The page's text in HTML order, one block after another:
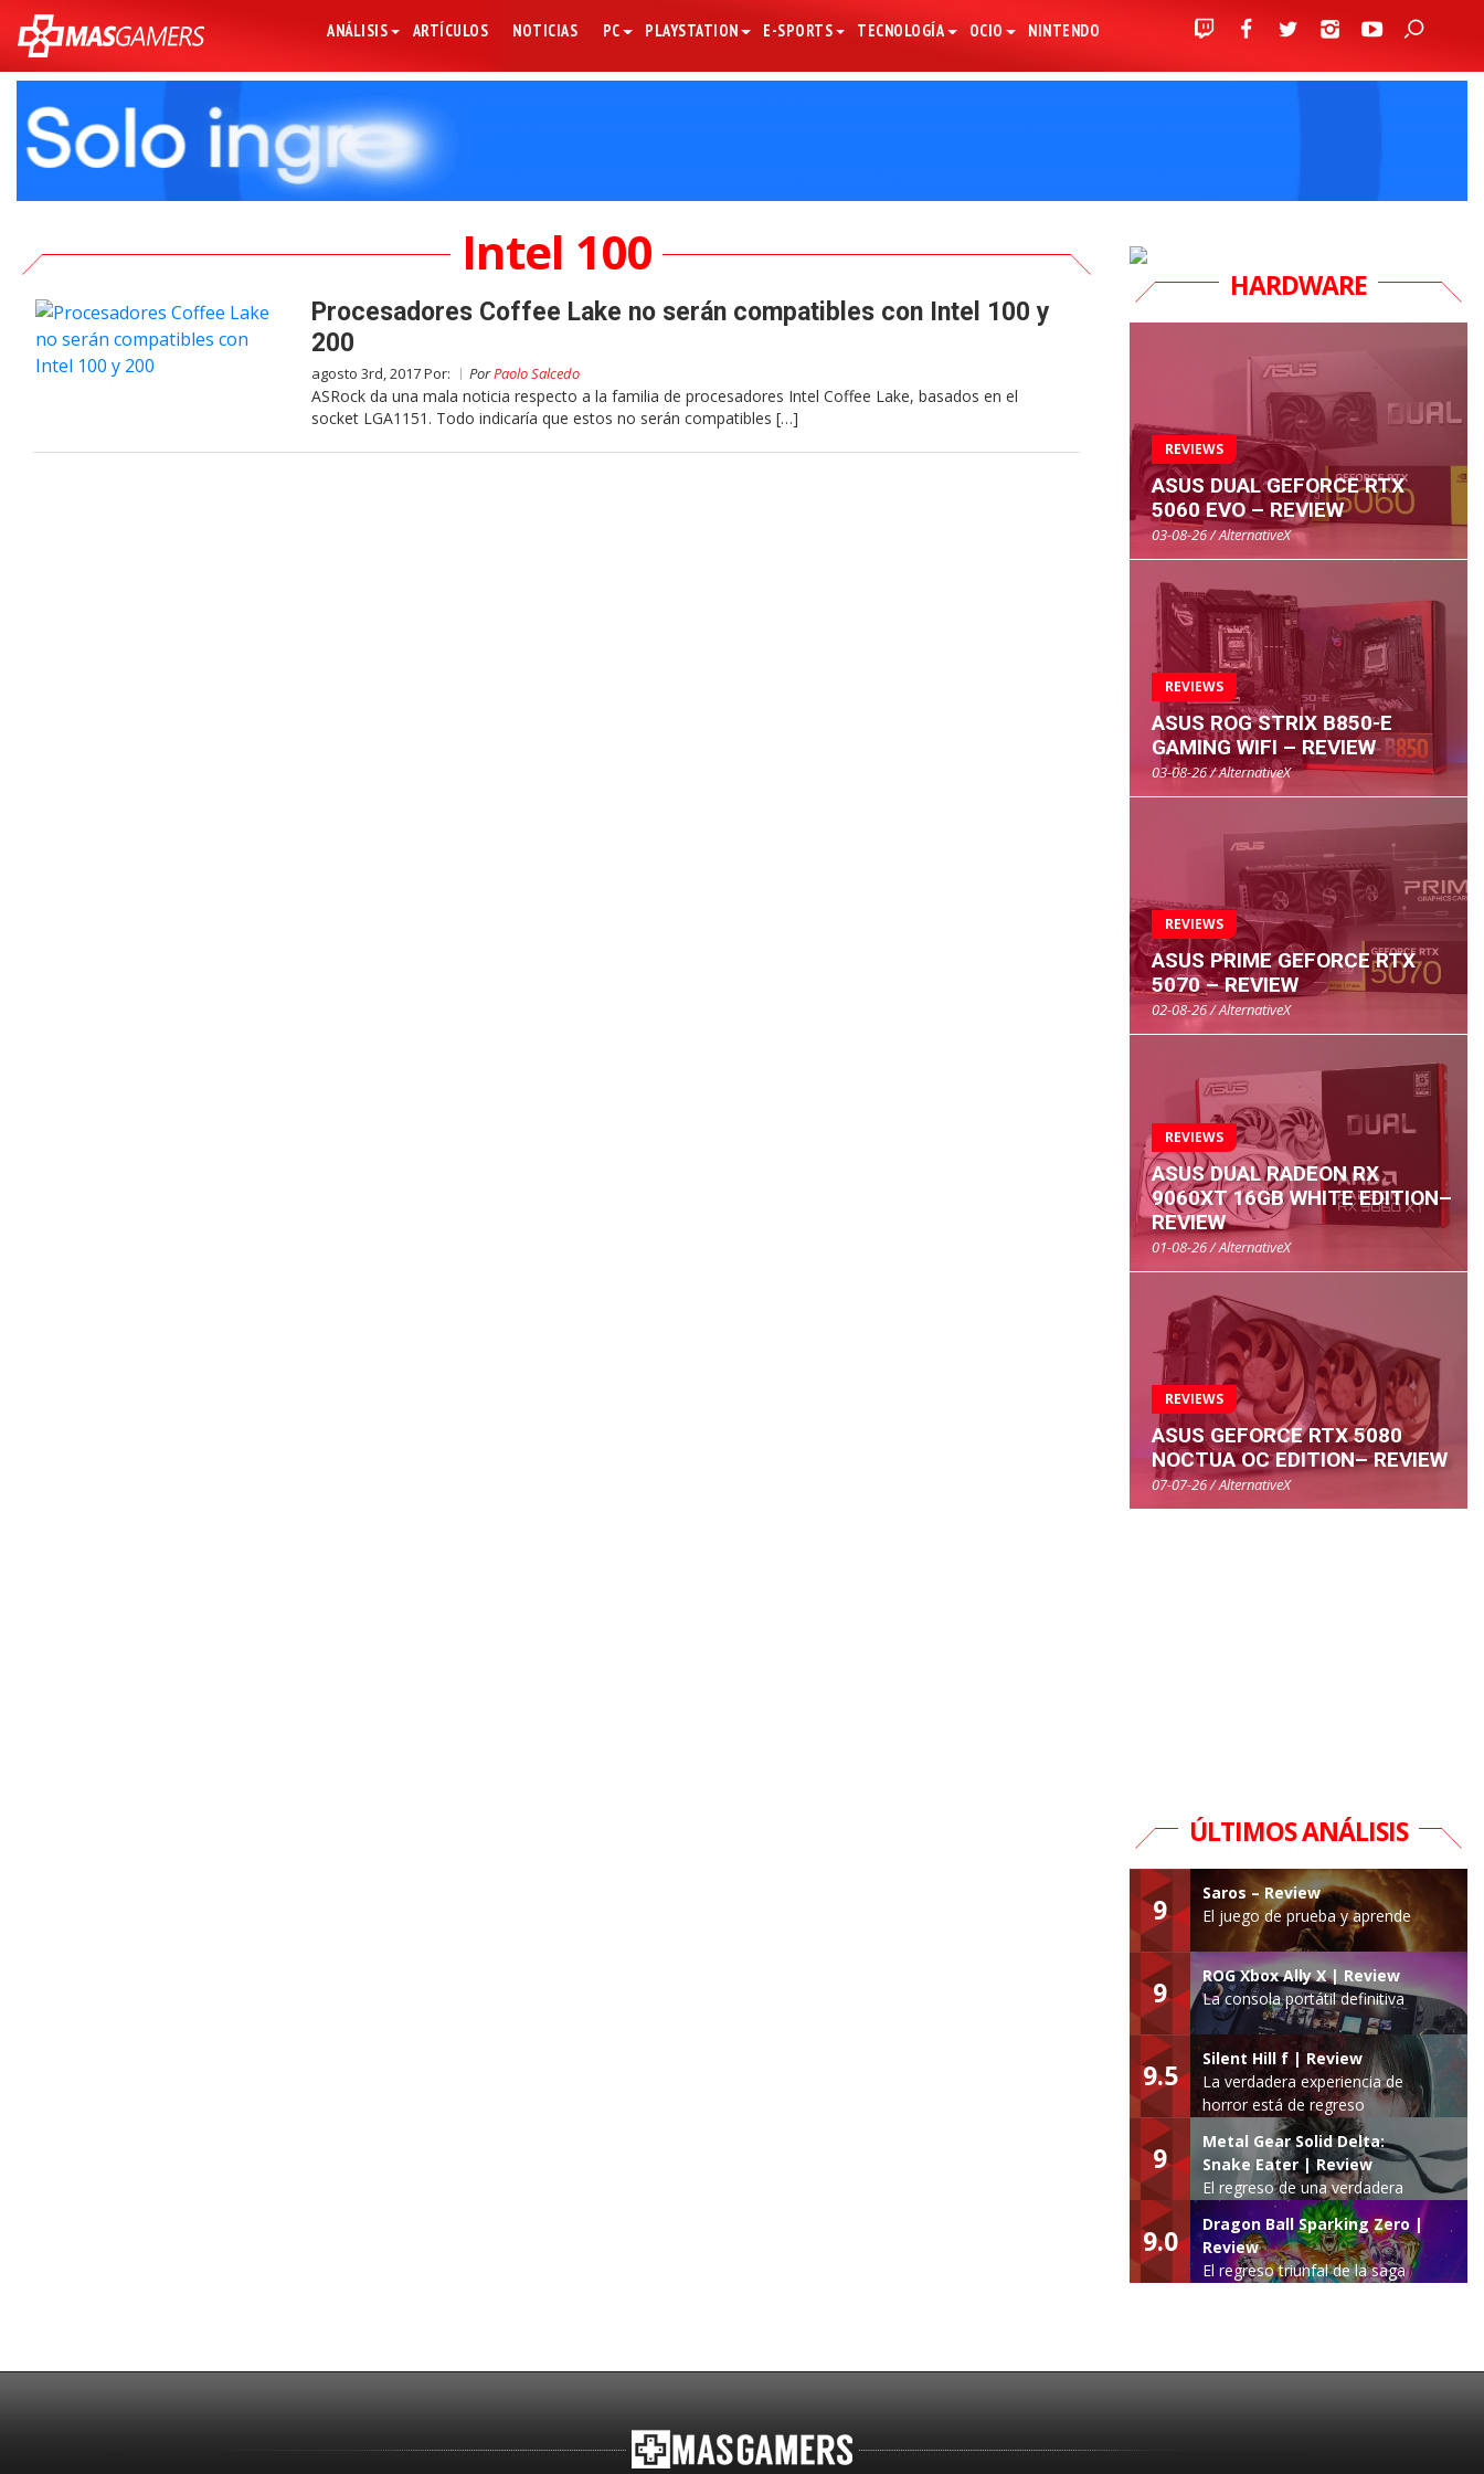
ANÁLISIS ARTÍCULOS NOTICIAS PC PLAYSTATION E-SPORTS TECNOLOGÍA OCIO NINTENDO
Intel 100
Procesadores Coffee Lake no serán compatibles con Intel 100 y
200
agosto 3rd, 2017 Por: PorPaolo Salcedo
ASRock da una mala noticia respecto a la familia de procesadores Intel Coffee Lake, basados en el
socket LGA1151. Todo indicaría que estos no serán compatibles […]
HARDWARE
REVIEWS
ASUS DUAL GEFORCE RTX
5060 EVO – REVIEW
03-08-26 / AlternativeX
REVIEWS
ASUS ROG STRIX B850-E
GAMING WIFI – REVIEW
03-08-26 / AlternativeX
REVIEWS
ASUS PRIME GEFORCE RTX
5070 – REVIEW
02-08-26 / AlternativeX
REVIEWS
ASUS DUAL RADEON RX
9060XT 16GB WHITE EDITION–
REVIEW
01-08-26 / AlternativeX
REVIEWS
ASUS GEFORCE RTX 5080
NOCTUA OC EDITION– REVIEW
07-07-26 / AlternativeX
ÚLTIMOS ANÁLISIS
9
Saros – Review
El juego de prueba y aprende
9
ROG Xbox Ally X | Review
La consola portátil definitiva
9.5
Silent Hill f | Review
La verdadera experiencia de
horror está de regreso
9
Metal Gear Solid Delta:
Snake Eater | Review
El regreso de una verdadera
leyenda
9.0
Dragon Ball Sparking Zero |
Review
El regreso triunfal de la saga